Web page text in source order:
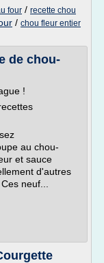
four / recette chou
/ chou fleur entier
de chou-
!
au chou-
et sauce
d'autres
neuf...